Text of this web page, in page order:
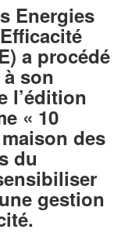
Energies
a procédé
son
l’édition
« 10
des
du
gestion